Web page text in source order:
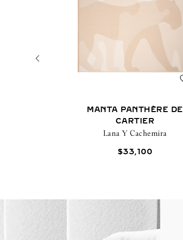
MANTA PANTHÈRE DE
CARTIER
Lana Y Cachemira
$33,100